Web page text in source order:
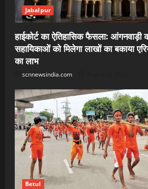
Jabalpur
हाईकोर्ट का ऐतिहासिक फैसला: आंगनवाड़ी
सहायिकाओं को मिलेगा लाखों का बकाया
का लाभ
scnnewsindia.com
Betul